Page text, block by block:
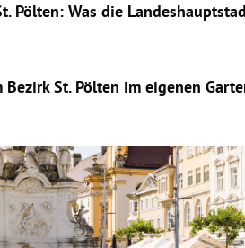
Pölten: Was die
Bezirk St. Pölten im eigenen